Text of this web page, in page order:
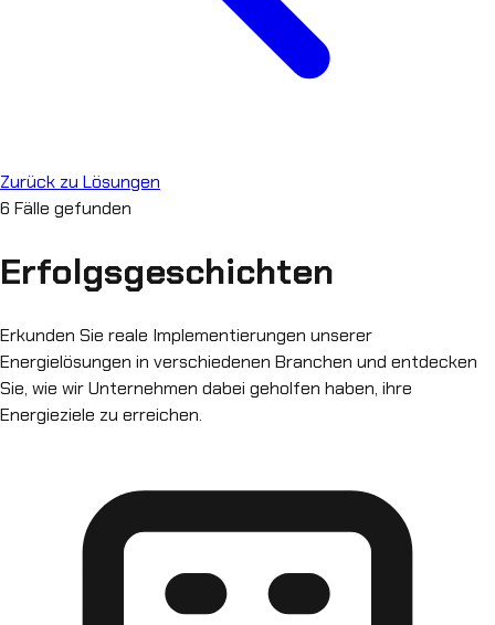
Zurück zu Lösungen
6 Fälle gefunden
Erfolgsgeschichten
Erkunden Sie reale Implementierungen unserer
Energielösungen in verschiedenen Branchen und entdecken
Sie, wie wir Unternehmen dabei geholfen haben, ihre
Energieziele zu erreichen.